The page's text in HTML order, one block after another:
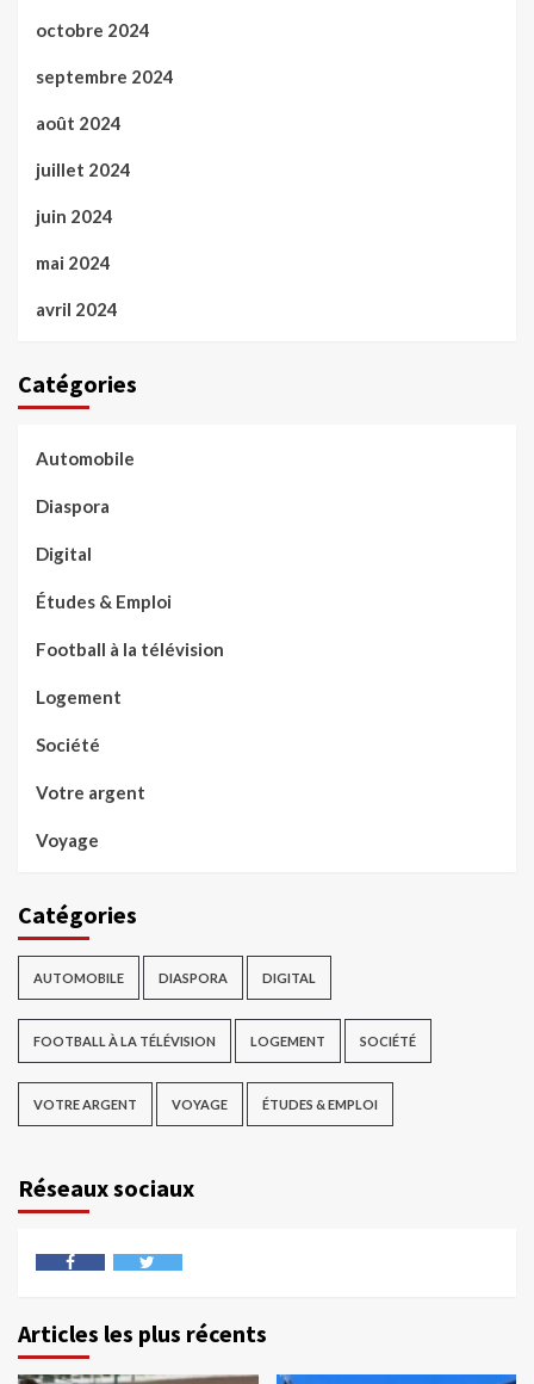
octobre 2024
septembre 2024
août 2024
juillet 2024
juin 2024
mai 2024
avril 2024
Catégories
Automobile
Diaspora
Digital
Études & Emploi
Football à la télévision
Logement
Société
Votre argent
Voyage
Catégories
AUTOMOBILE DIASPORA DIGITAL
FOOTBALL À LA TÉLÉVISION LOGEMENT SOCIÉTÉ
VOTRE ARGENT VOYAGE ÉTUDES & EMPLOI
Réseaux sociaux
Articles les plus récents